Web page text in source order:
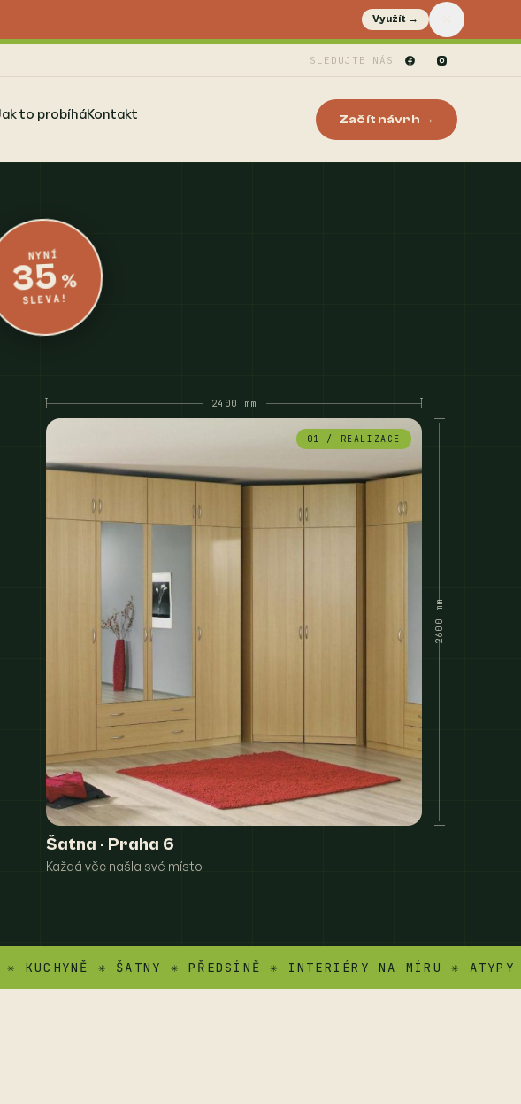
Využít →
SLEDUJTE NÁS
to probíháKontakt Začít návrh →
NYNÍ
35%
SLEVA!
2400 mm
2600 mm
01 / REALIZACE
Šatna · Praha 6
Každá věc našla své místo
✳ ŠATNY ✳ PŘEDSÍNĚ ✳ INTERIÉRY NA MÍRU ✳ ATYPY